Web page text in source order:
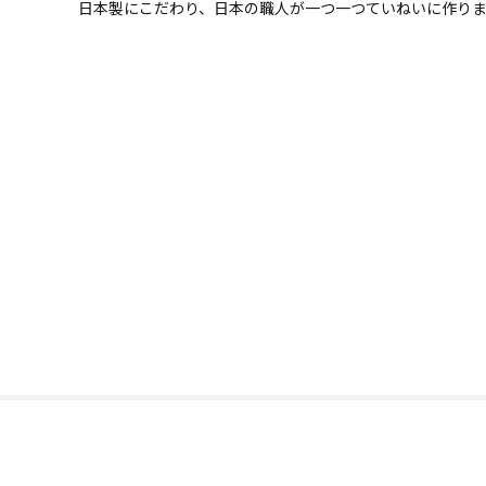
日本製にこだわり、日本の職人が一つ一つていねいに作り